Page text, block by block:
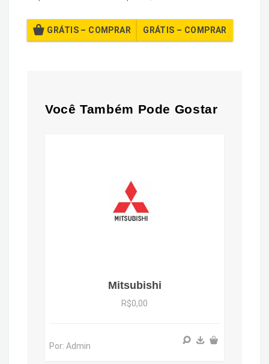
GRÁTIS – COMPRAR
Você Também Pode Gostar
Mitsubishi
R$0,00
Por: Admin